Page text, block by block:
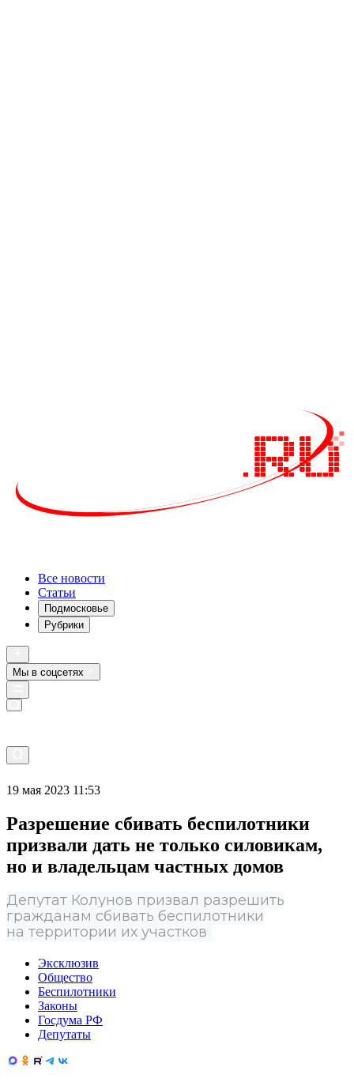
Все новости
Статьи
Подмосковье
Рубрики
Мы в соцсетях
19 мая 2023 11:53
Разрешение сбивать беспилотники
призвали дать не только силовикам,
но и владельцам частных домов
Депутат Колунов призвал разрешить
гражданам сбивать беспилотники
на территории их участков
Эксклюзив
Общество
Беспилотники
Законы
Госдума РФ
Депутаты